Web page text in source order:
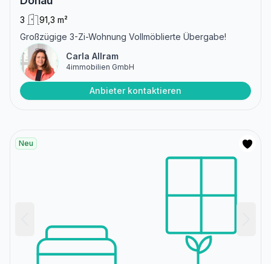
3
91,3 m²
Großzügige 3-Zi-Wohnung Vollmöblierte Übergabe!
Carla Allram
4immobilien GmbH
Anbieter kontaktieren
Neu